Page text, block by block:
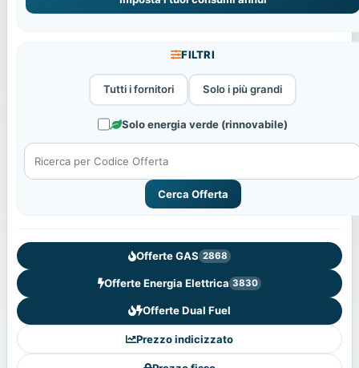
FILTRI
Tutti i fornitori Solo i più grandi
Solo energia verde (rinnovabile)
Cerca Offerta
Offerte GAS 2868
Offerte Energia Elettrica 3830
Offerte Dual Fuel
Prezzo indicizzato